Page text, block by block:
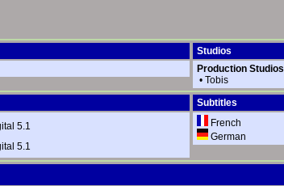
Studios
Production
• Tobis
5.1
5.1
Subtitles
French
German